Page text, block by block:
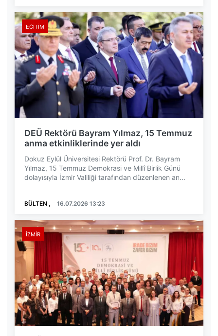
EĞITIM
DEÜ Rektörü Bayram Yılmaz, 15 Temmuz
anma etkinliklerinde yer aldı
Dokuz Eylül Üniversitesi Rektörü Prof. Dr. Bayram
Yılmaz, 15 Temmuz Demokrasi ve Millî Birlik Günü
dolayısıyla İzmir Valiliği tarafından düzenlenen an...
BÜLTEN , 16.07.2026 13:23
İZMIR